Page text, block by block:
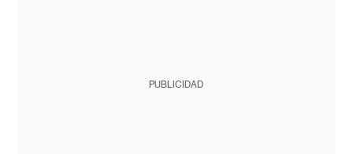
PUBLICIDAD